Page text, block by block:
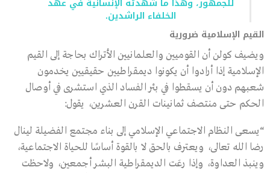
للجمهور، وهذا ما شهدته الإنسانيةُ في عهد
الخلفاء الراشدين.
القيم الإسلامية ضرورية
ويضيف كولن أن القوميين والعلمانيين الأتراك بحاجة إلى القيم
الإسلامية إذا أرادوا أن يكونوا ديمقراطيين حقيقيين يخدمون
شعبهم دون أن يسقطوا في بئر الفساد الذي استشرى في أوصال
الحكم حتى منتصف ثمانينات القرن العشرين، يقول:
“يسعى النظام الاجتماعي الإسلامي إلى بناء مجتمع الفضيلة لينال
رضا الله تعالى، ويعترف بالحق لا بالقوة أساسًا للحياة الاجتماعية،
وينبذ العداوة، وإذا رعَت الديمقراطية البشر أجمعين، ولاحظت